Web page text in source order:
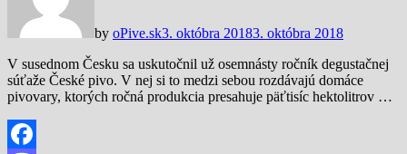
by oPive.sk3. októbra 20183. októbra 2018
V susednom Česku sa uskutočnil už osemnásty ročník degustačnej
súťaže České pivo. V nej si to medzi sebou rozdávajú domáce
pivovary, ktorých ročná produkcia presahuje päťtisíc hektolitrov …